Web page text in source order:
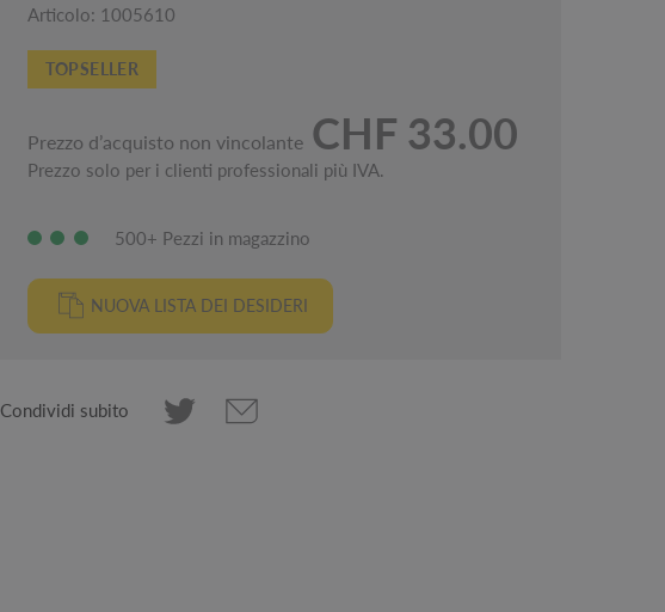
Articolo: 1005610
TOPSELLER
Prezzo d’acquisto non vincolante CHF 33.00
Prezzo solo per i clienti professionali più IVA.
500+ Pezzi in magazzino
NUOVA LISTA DEI DESIDERI
Condividi subito